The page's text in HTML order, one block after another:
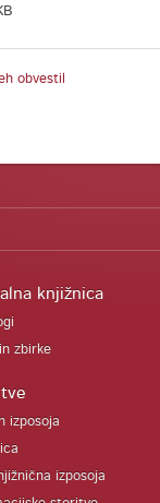
obvestil
knjižnica
zbirke
izposoja
izposoja